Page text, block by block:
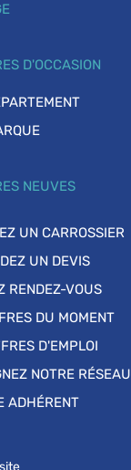
D'OCCASION
NEUVES
UN CARROSSIER
UN DEVIS
RENDEZ-VOUS
DU MOMENT
D'EMPLOI
NOTRE RÉSEAU
ADHÉRENT